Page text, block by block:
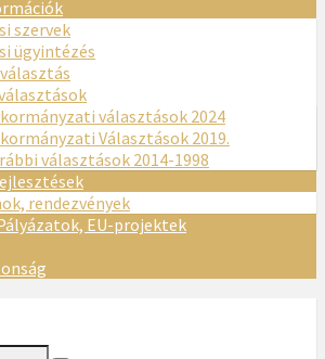
szervek
ügyintézés
választások 2024
Választások 2019.
választások 2014-1998
rendezvények
EU-projektek